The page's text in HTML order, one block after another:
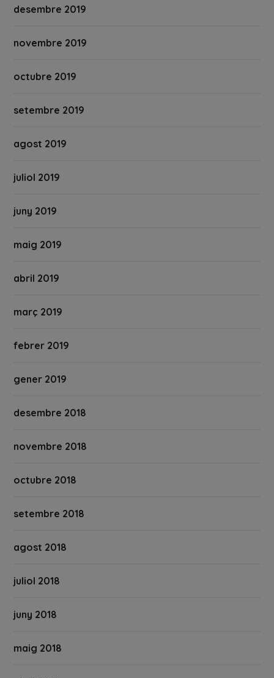
desembre 2019
novembre 2019
octubre 2019
setembre 2019
agost 2019
juliol 2019
juny 2019
maig 2019
abril 2019
març 2019
febrer 2019
gener 2019
desembre 2018
novembre 2018
octubre 2018
setembre 2018
agost 2018
juliol 2018
juny 2018
maig 2018